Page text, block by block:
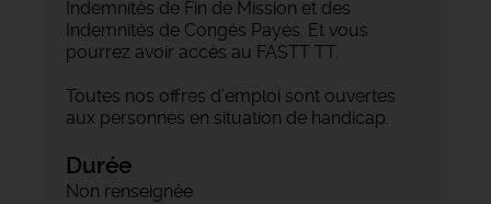
Indemnités de Fin de Mission et des
Indemnités de Congés Payés. Et vous
pourrez avoir accès au FASTT TT.
Toutes nos offres d’emploi sont ouvertes
aux personnes en situation de handicap.
Durée
Non renseignée